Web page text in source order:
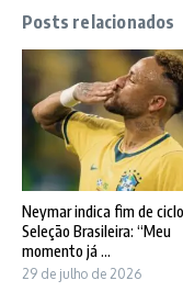
Posts relacionados
Neymar indica fim de
Seleção Brasileira: “Meu
momento já ...
29 de julho de 2026